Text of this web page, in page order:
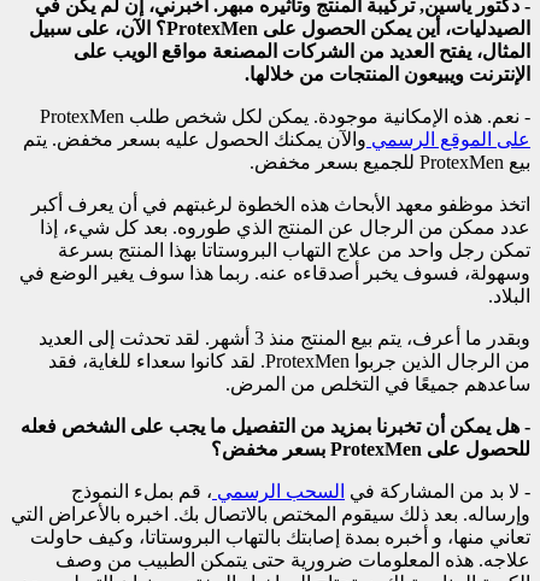
- دكتور ياسين, تركيبة المنتج وتأثيره مبهر. أخبرني، إن لم يكن في
الصيدليات، أين يمكن الحصول على ProtexMen؟ الآن، على سبيل
المثال، يفتح العديد من الشركات المصنعة مواقع الويب على
الإنترنت ويبيعون المنتجات من خلالها.
- نعم. هذه الإمكانية موجودة. يمكن لكل شخص طلب ProtexMen
على الموقع الرسمي والآن يمكنك الحصول عليه بسعر مخفض. يتم
بيع ProtexMen للجميع بسعر مخفض.
اتخذ موظفو معهد الأبحاث هذه الخطوة لرغبتهم في أن يعرف أكبر
عدد ممكن من الرجال عن المنتج الذي طوروه. بعد كل شيء، إذا
تمكن رجل واحد من علاج التهاب البروستاتا بهذا المنتج بسرعة
وسهولة، فسوف يخبر أصدقاءه عنه. ربما هذا سوف يغير الوضع في
البلاد.
وبقدر ما أعرف، يتم بيع المنتج منذ 3 أشهر. لقد تحدثت إلى العديد
من الرجال الذين جربوا ProtexMen. لقد كانوا سعداء للغاية، فقد
ساعدهم جميعًا في التخلص من المرض.
- هل يمكن أن تخبرنا بمزيد من التفصيل ما يجب على الشخص فعله
للحصول على ProtexMen بسعر مخفض؟
- لا بد من المشاركة في السحب الرسمي ، قم بملء النموذج
وإرساله. بعد ذلك سيقوم المختص بالاتصال بك. اخبره بالأعراض التي
تعاني منها، و أخبره بمدة إصابتك بالتهاب البروستاتا، وكيف حاولت
علاجه. هذه المعلومات ضرورية حتى يتمكن الطبيب من وصف